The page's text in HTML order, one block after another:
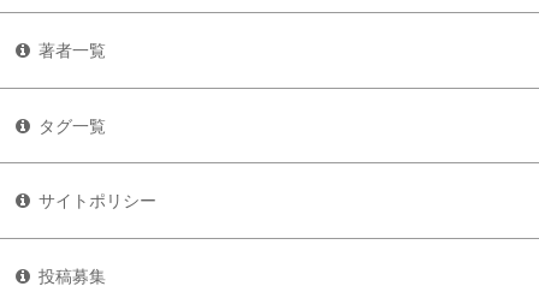
著者一覧
タグ一覧
サイトポリシー
投稿募集